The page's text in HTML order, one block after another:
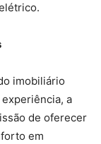
imobiliário
a
de oferecer
em